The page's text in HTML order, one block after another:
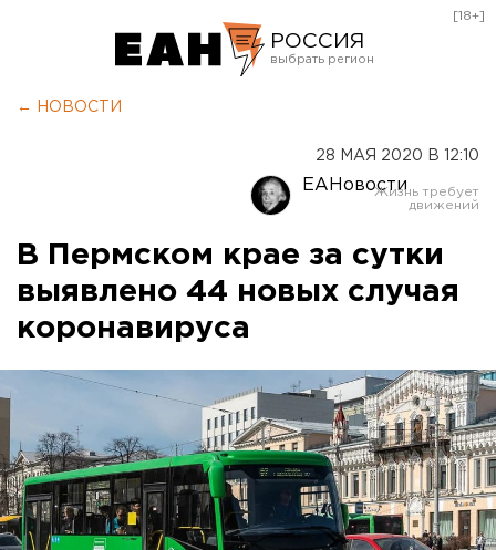
РОССИЯ
Оренбург
[18+]
← НОВОСТИ
28 МАЯ 2020 В 12:10
ЕАНовости
В Пермском крае за сутки
выявлено 44 новых случая
коронавируса